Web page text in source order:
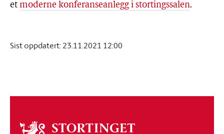
et moderne konferanseanlegg i stortingssalen.
Sist oppdatert:23.11.2021 12:00
Om